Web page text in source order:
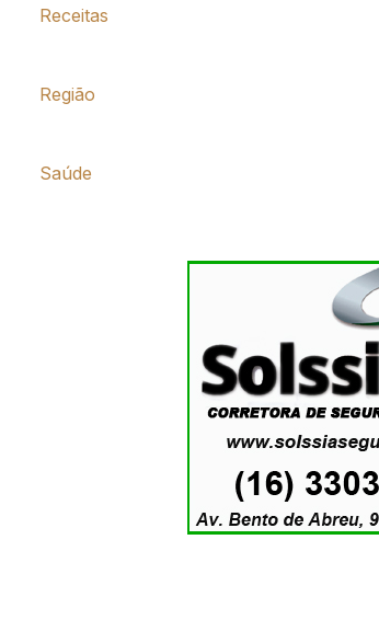
Receitas
Região
Saúde